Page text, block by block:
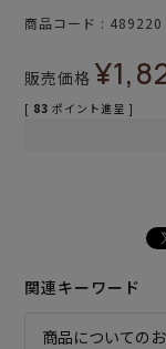
商品コード 489220
販売価格 ¥
[ 83 ポイント進呈 ]
関連キーワード
商品についての